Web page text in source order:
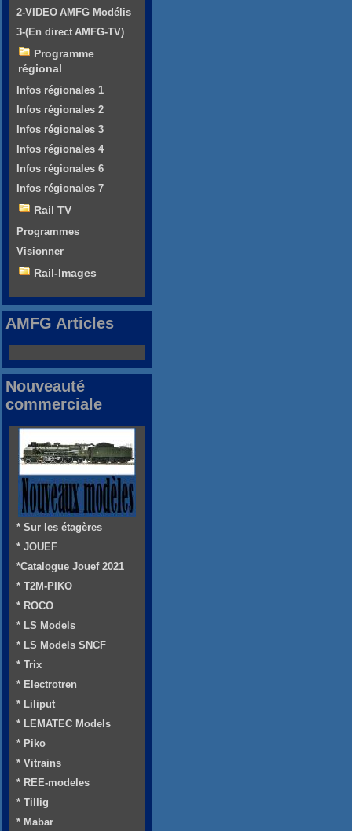
2-VIDEO AMFG Modélis
3-(En direct AMFG-TV)
Programme
régional
Infos régionales 1
Infos régionales 2
Infos régionales 3
Infos régionales 4
Infos régionales 6
Infos régionales 7
Rail TV
Programmes
Visionner
Rail-Images
AMFG Articles
Nouveauté
commerciale
* Sur les étagères
* JOUEF
*Catalogue Jouef 2021
* T2M-PIKO
* ROCO
* LS Models
* LS Models SNCF
* Trix
* Electrotren
* Liliput
* LEMATEC Models
* Piko
* Vitrains
* REE-modeles
* Tillig
* Mabar